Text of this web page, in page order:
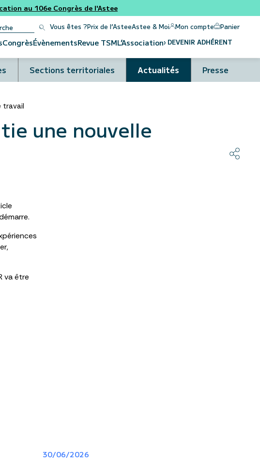
au 106e Congrès de l'Astee
Vous êtes ?Prix de l’AsteeAstee & Moi Mon compte Panier
CongrèsÉvènementsRevue TSML’Association› DEVENIR ADHÉRENT
Sections territoriales Actualités Presse
travail
une nouvelle
va être
30/06/2026